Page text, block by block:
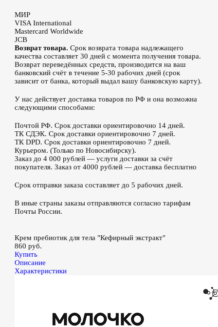
МИР
VISA International
Mastercard Worldwide
JCB
Возврат товара. Срок возврата товара надлежащего
качества составляет 30 дней с момента получения товара.
Возврат переведённых средств, производится на ваш
банковский счёт в течение 5-30 рабочих дней (срок
зависит от банка, который выдал вашу банковскую карту).
У нас действует доставка товаров по РФ и она возможна
следующими способами:
Почтой РФ. Срок доставки ориентировочно 14 дней.
ТК СДЭК. Срок доставки ориентировочно 7 дней.
ТК DPD. Срок доставки ориентировочно 7 дней.
Курьером. (Только по Новосибирску).
Заказ до 4 000 рублей — услуги доставки за счёт
покупателя. Заказ от 4000 рублей — доставка бесплатно
Срок отправки заказа составляет до 5 рабочих дней.
В иные страны заказы отправляются согласно тарифам
Почты России.
Крем пребиотик для тела "Кефирный экстракт"
860 руб.
Купить
Описание
Характеристики